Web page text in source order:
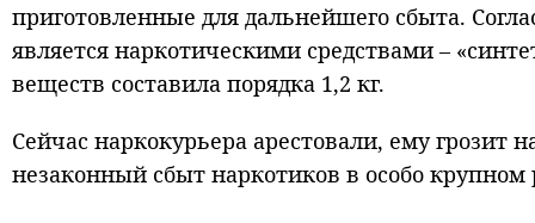
приготовленные для дальнейшего сбыта.
является наркотическими средствами –
веществ составила порядка 1,2 кг.
Сейчас наркокурьера арестовали, ему грозит
незаконный сбыт наркотиков в особо крупном